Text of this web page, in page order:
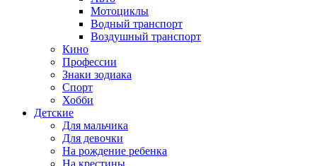
Мотоциклы
Водный транспорт
Воздушный транспорт
Кино
Профессии
Знаки зодиака
Спорт
Хобби
Детские
Для мальчика
Для девочки
На рождение ребенка
На крестины